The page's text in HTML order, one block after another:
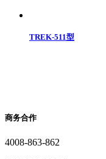
TREK-511型
商务合作
4008-863-862